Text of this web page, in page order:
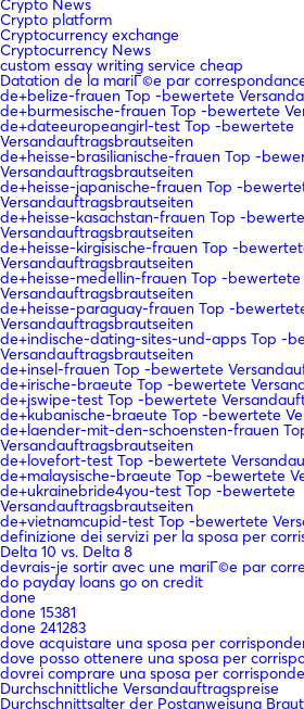
Crypto News
Crypto platform
Cryptocurrency exchange
Cryptocurrency News
custom essay writing service cheap
Datation de la mariГ©e par
de+belize-frauen Top -bewertete
de+burmesische-frauen Top -bewertete
de+dateeuropeangirl-test Top -bewertete
Versandauftragsbrautseiten
de+heisse-brasilianische-frauen Top -
Versandauftragsbrautseiten
de+heisse-japanische-frauen Top -
Versandauftragsbrautseiten
de+heisse-kasachstan-frauen Top -
Versandauftragsbrautseiten
de+heisse-kirgisische-frauen Top -
Versandauftragsbrautseiten
de+heisse-medellin-frauen Top -bewertete
Versandauftragsbrautseiten
de+heisse-paraguay-frauen Top -
Versandauftragsbrautseiten
de+indische-dating-sites-und-apps Top -
Versandauftragsbrautseiten
de+insel-frauen Top -bewertete
de+irische-braeute Top -bewertete
de+jswipe-test Top -bewertete
de+kubanische-braeute Top -bewertete
de+laender-mit-den-schoensten-frauen
Versandauftragsbrautseiten
de+lovefort-test Top -bewertete
de+malaysische-braeute Top -bewertete
de+ukrainebride4you-test Top -bewertete
Versandauftragsbrautseiten
de+vietnamcupid-test Top -bewertete
definizione dei servizi per la sposa per
Delta 10 vs. Delta 8
devrais-je sortir avec une mariГ©e par
do payday loans go on credit
done
done 15381
done 241283
dove acquistare una sposa per
dove posso ottenere una sposa per
dovrei comprare una sposa per
Durchschnittliche Versandauftragspreise
Durchschnittsalter der Postanweisung Braut